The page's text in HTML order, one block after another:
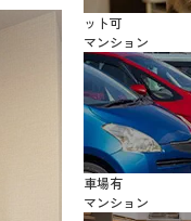
ット可
マンション
車場有
マンション